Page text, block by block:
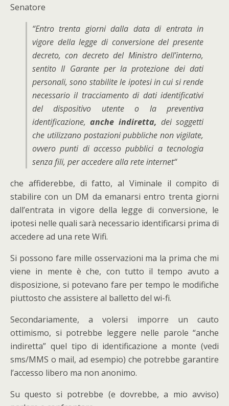
Senatore
“Entro trenta giorni dalla data di entrata in
vigore della legge di conversione del presente
decreto, con decreto del Ministro dell’interno,
sentito Il Garante per la protezione dei dati
personali, sono stabilite le ipotesi in cui si rende
necessario il tracciamento di dati identificativi
del dispositivo utente o la preventiva
identificazione,anche indiretta, dei soggetti
che utilizzano postazioni pubbliche non vigilate,
ovvero punti di accesso pubblici a tecnologia
senza fili, per accedere alla rete internet“
che affiderebbe, di fatto, al Viminale il compito di
stabilire con un DM da emanarsi entro trenta giorni
dall’entrata in vigore della legge di conversione, le
ipotesi nelle quali sarà necessario identificarsi prima di
accedere ad una rete Wifi.
Si possono fare mille osservazioni ma la prima che mi
viene in mente è che, con tutto il tempo avuto a
disposizione, si potevano fare per tempo le modifiche
piuttosto che assistere al balletto del wi-fi.
Secondariamente, a volersi imporre un cauto
ottimismo, si potrebbe leggere nelle parole “anche
indiretta” quel tipo di identificazione a monte (vedi
sms/MMS o mail, ad esempio) che potrebbe garantire
l’accesso libero ma non anonimo.
Su questo si potrebbe (e dovrebbe, a mio avviso)